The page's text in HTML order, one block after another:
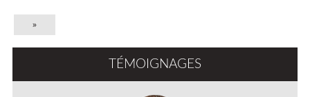
»
TÉMOIGNAGES